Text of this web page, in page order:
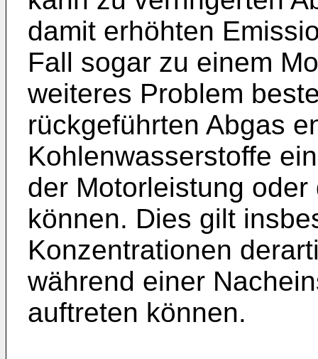
damit erhöhten
Fall sogar zu einem
weiteres Problem
rückgeführten Abgas
Kohlenwasserstoffe
der Motorleistung
können. Dies gilt
Konzentrationen
während einer
auftreten können.